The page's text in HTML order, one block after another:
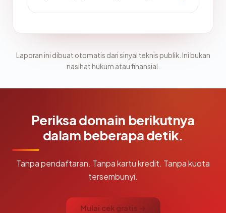
Laporan ini dibuat otomatis dari sinyal teknis publik. Ini bukan
nasihat hukum atau finansial.
Periksa domain berikutnya
dalam beberapa detik.
Tanpa pendaftaran. Tanpa kartu kredit. Tanpa kuota
tersembunyi.
Mulai cek gratis →